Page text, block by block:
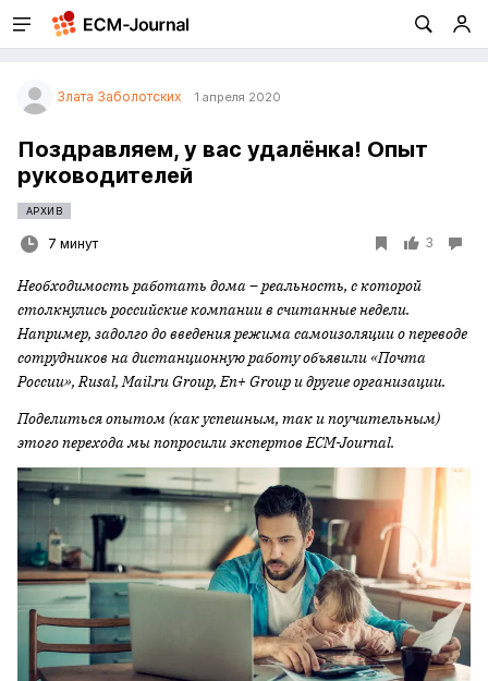
Злата Заболотских 1 апреля 2020
Поздравляем, у вас удалёнка! Опыт
руководителей
АРХИВ
7 минут 3
Необходимость работать дома – реальность, с которой
столкнулись российские компании в считанные недели.
Например, задолго до введения режима самоизоляции о переводе
сотрудников на дистанционную работу объявили «Почта
России», Rusal, Mail.ru Group, En+ Group и другие организации.
Поделиться опытом (как успешным, так и поучительным)
этого перехода мы попросили экспертов ECM-Journal.